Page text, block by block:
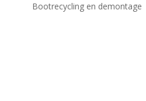
Bootrecycling en demontage